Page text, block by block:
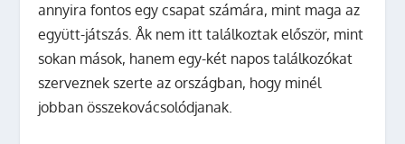
annyira fontos egy csapat számára, mint maga az
együtt-játszás. Åk nem itt találkoztak először, mint
sokan mások, hanem egy-két napos találkozókat
szerveznek szerte az országban, hogy minél
jobban összekovácsolódjanak.